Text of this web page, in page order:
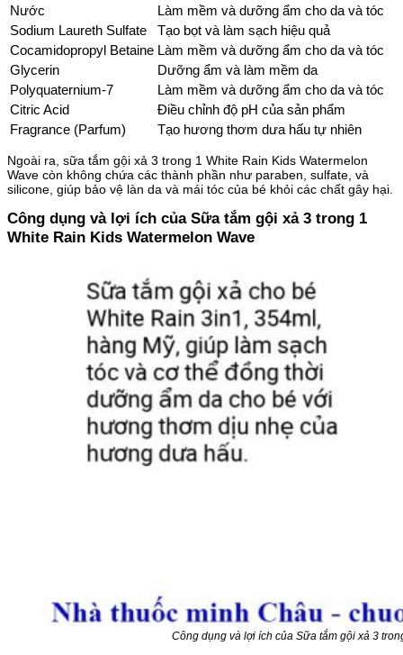
Nước
Làm mềm và dưỡng ẩm cho da và tóc
Sodium Laureth Sulfate
Tạo bọt và làm sạch hiệu quả
Cocamidopropyl Betaine Làm mềm và dưỡng ẩm cho da và tóc
Glycerin
Dưỡng ẩm và làm mềm da
Polyquaternium-7
Làm mềm và dưỡng ẩm cho da và tóc
Citric Acid
Điều chỉnh độ pH của sản phẩm
Fragrance (Parfum)
Tạo hương thơm dưa hấu tự nhiên
Ngoài ra, sữa tắm gội xả 3 trong 1 White Rain Kids Watermelon
Wave còn không chứa các thành phần như paraben, sulfate, và
silicone, giúp bảo vệ làn da và mái tóc của bé khỏi các chất gây hại.
Công dụng và lợi ích của Sữa tắm gội xả 3 trong 1
White Rain Kids Watermelon Wave
Công dụng và lợi ích của Sữa tắm gội xả 3